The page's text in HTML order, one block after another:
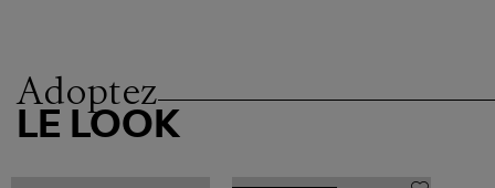
Adoptez
LE LOOK